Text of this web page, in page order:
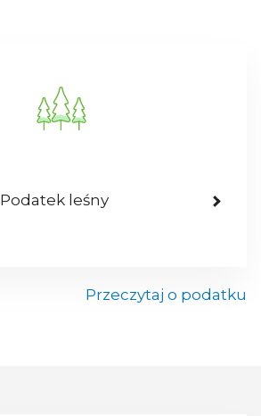
Podatek leśny
Przeczytaj o podatku